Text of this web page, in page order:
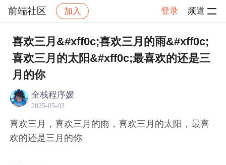
前端社区 加入 登录 频道
社区 前端社区 感慨 帖子详情
喜欢三月&#xff0c;喜欢三月的雨&#xff0c;
喜欢三月的太阳&#xff0c;最喜欢的还是三
月的你
全栈程序媛
2025-05-03
喜欢三月，喜欢三月的雨，喜欢三月的太阳，最喜
欢的还是三月的你